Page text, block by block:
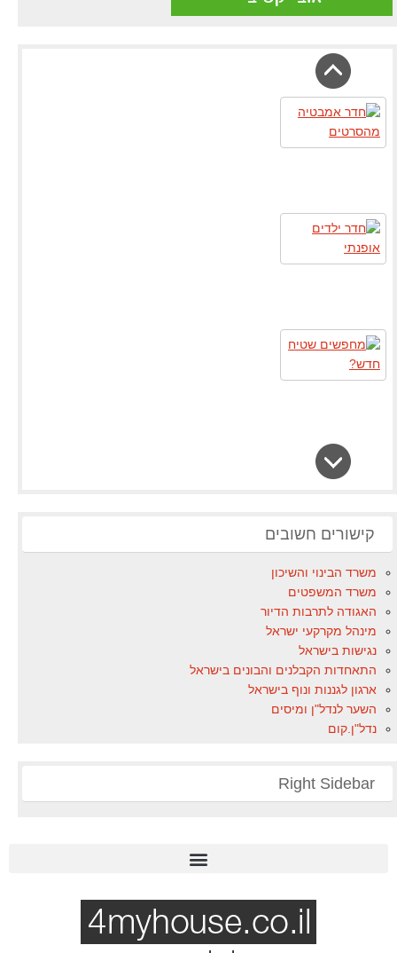
קישורים חשובים
משרד הבינוי והשיכון
משרד המשפטים
האגודה לתרבות הדיור
מינהל מקרקעי ישראל
נגישות בישראל
התאחדות הקבלנים והבונים בישראל
ארגון לגננות ונוף בישראל
השער לנדל"ן ומיסים
נדל"ן.קום
Right Sidebar